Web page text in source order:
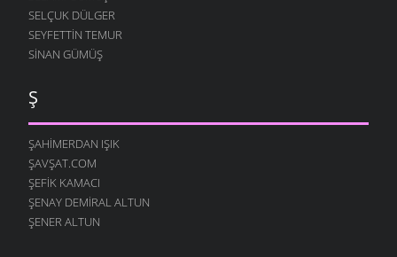
SELÇUK DÜLGER
SEYFETTIN TEMUR
SINAN GÜMÜŞ
Ş
ŞAHIMERDAN IŞIK
ŞAVŞAT.COM
ŞEFIK KAMACI
ŞENAY DEMIRAL ALTUN
ŞENER ALTUN